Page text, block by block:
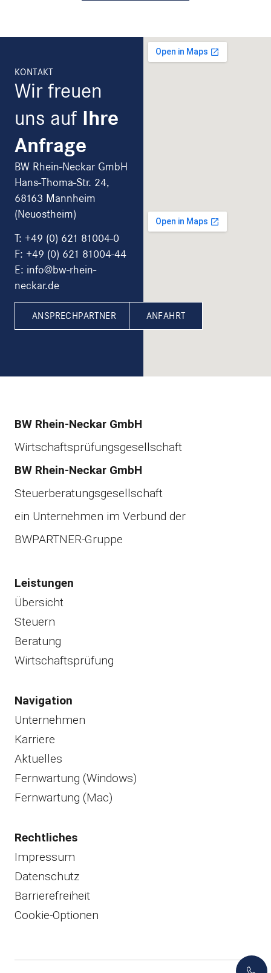
KONTAKT
Wir freuen
uns auf Ihre
Anfrage
BW Rhein-Neckar GmbH
Hans-Thoma-Str. 24,
68163 Mannheim
(Neuostheim)
T: +49 (0) 621 81004-0
F: +49 (0) 621 81004-44
E: info@bw-rhein-
neckar.de
ANSPRECHPARTNER ANFAHRT
BW Rhein-Neckar GmbH
Wirtschaftsprüfungsgesellschaft
BW Rhein-Neckar GmbH
Steuerberatungsgesellschaft
ein Unternehmen im Verbund der
BWPARTNER-Gruppe
Leistungen
Übersicht
Steuern
Beratung
Wirtschaftsprüfung
Navigation
Unternehmen
Karriere
Aktuelles
Fernwartung (Windows)
Fernwartung (Mac)
Rechtliches
Impressum
Datenschutz
Barrierefreiheit
Cookie-Optionen